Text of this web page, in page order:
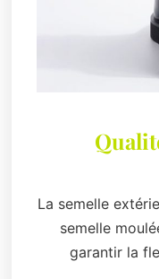
La semelle
semelle
garantir la